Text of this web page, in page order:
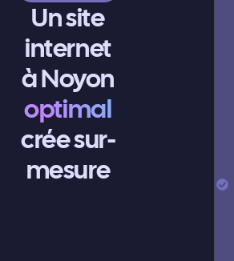
Un site
internet
à Noyon
optimal
crée sur-
mesure